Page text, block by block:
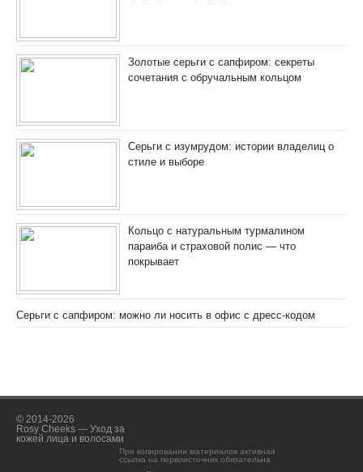
Золотые серьги с сапфиром: секреты
сочетания с обручальным кольцом
Серьги с изумрудом: истории владелиц о
стиле и выборе
Кольцо с натуральным турмалином
параиба и страховой полис — что
покрывает
Серьги с сапфиром: можно ли носить в офис с дресс-кодом
© 2014-2026
Rosy Cheeks — Уход за
кожей лица и волосами
При копировании материалов активная
ссылка на первоисточник обязательна